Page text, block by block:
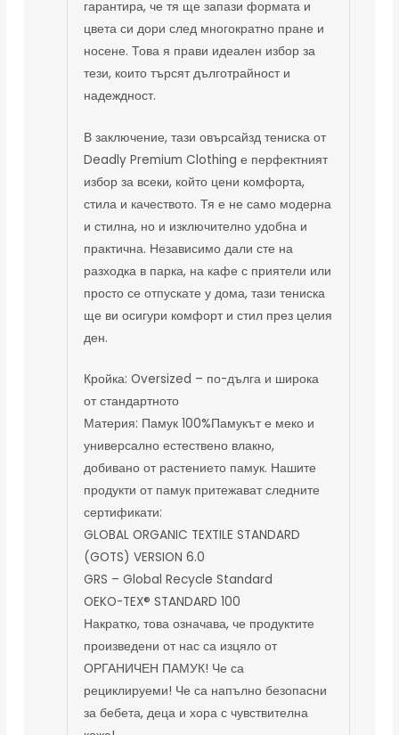
гарантира, че тя ще запази формата и
цвета си дори след многократно пране и
носене. Това я прави идеален избор за
тези, които търсят дълготрайност и
надеждност.
В заключение, тази овърсайзд тениска от
Deadly Premium Clothing е перфектният
избор за всеки, който цени комфорта,
стила и качеството. Тя е не само модерна
и стилна, но и изключително удобна и
практична. Независимо дали сте на
разходка в парка, на кафе с приятели или
просто се отпускате у дома, тази тениска
ще ви осигури комфорт и стил през целия
ден.
Кройка: Oversized – по-дълга и широка
от стандартното
Материя: Памук 100%Памукът е меко и
универсално естествено влакно,
добивано от растението памук. Нашите
продукти от памук притежават следните
сертификати:
GLOBAL ORGANIC TEXTILE STANDARD
(GOTS) VERSION 6.0
GRS – Global Recycle Standard
OEKO-TEX® STANDARD 100
Накратко, това означава, че продуктите
произведени от нас са изцяло от
ОРГАНИЧЕН ПАМУК! Че са
рециклируеми! Че са напълно безопасни
за бебета, деца и хора с чувствителна